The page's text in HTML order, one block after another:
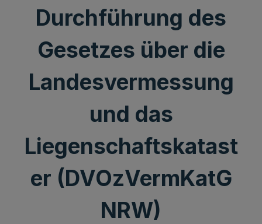
Durchführung des
Gesetzes über die
Landesvermessung
und das
Liegenschaftskatast
er (DVOzVermKatG
NRW)